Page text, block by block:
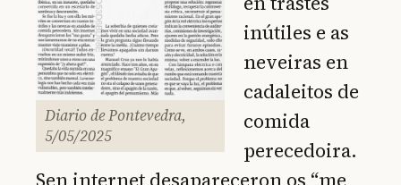
Diario de Pontevedra,
5/05/2025
inútiles e as
neveiras en
cadaleitos de
comida
perecedoira.